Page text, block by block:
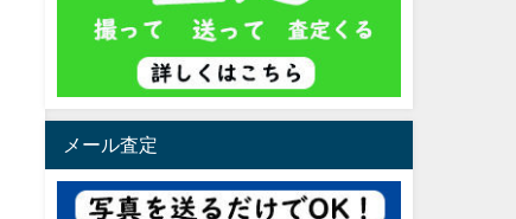
メール査定